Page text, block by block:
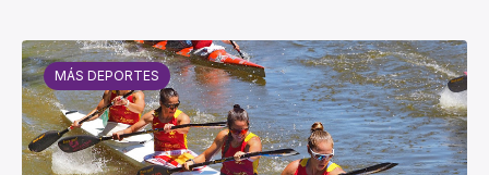
MÁS DEPORTES